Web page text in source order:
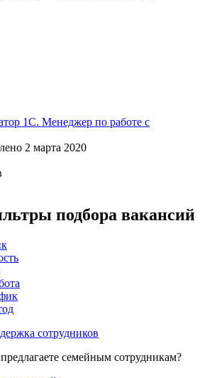
1C. Менеджер по работе с
2 марта 2020
подбора вакансий
сотрудников
семейным сотрудникам?